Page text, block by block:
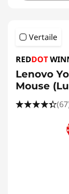
Vertaile
REDDOT
Lenovo
Mouse